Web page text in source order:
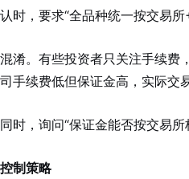
时，要求“全品种统一按交易所
淆。有些投资者只关注手续
手续费低但保证金高，实际交
时，询问“保证金能否按交易
制策略